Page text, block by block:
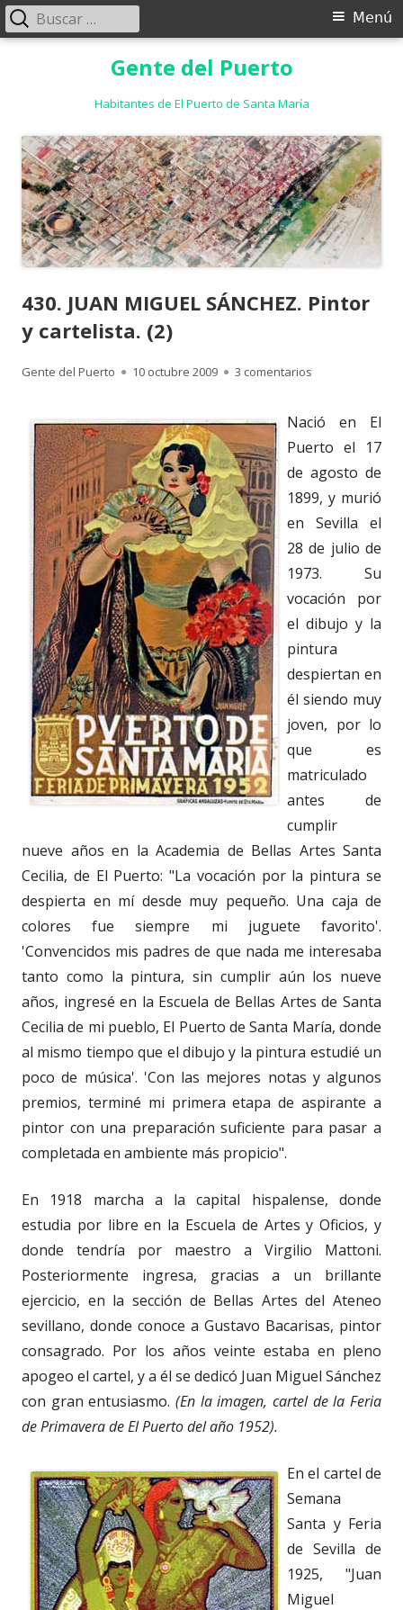
Gente del Puerto
Habitantes de El Puerto de Santa María
Menú
Menú
Buscar:
430. JUAN MIGUEL SÁNCHEZ. Pintor
y cartelista. (2)
Autor
Gente del Puerto
Publicado
10 octubre 2009 3 comentarios
Nació en El
Puerto el 17
de agosto de
1899, y murió
en Sevilla el
28 de julio de
1973. Su
vocación por
el dibujo y la
pintura
despiertan en
él siendo muy
joven, por lo
que es
matriculado
antes de
cumplir
nueve años en la Academia de Bellas Artes Santa
Cecilia, de El Puerto: "La vocación por la pintura se
despierta en mí desde muy pequeño. Una caja de
colores fue siempre mi juguete favorito'.
'Convencidos mis padres de que nada me interesaba
tanto como la pintura, sin cumplir aún los nueve
años, ingresé en la Escuela de Bellas Artes de Santa
Cecilia de mi pueblo, El Puerto de Santa María, donde
al mismo tiempo que el dibujo y la pintura estudié un
poco de música'. 'Con las mejores notas y algunos
premios, terminé mi primera etapa de aspirante a
pintor con una preparación suficiente para pasar a
completada en ambiente más propicio".
En 1918 marcha a la capital hispalense, donde
estudia por libre en la Escuela de Artes y Oficios, y
donde tendría por maestro a Virgilio Mattoni.
Posteriormente ingresa, gracias a un brillante
ejercicio, en la sección de Bellas Artes del Ateneo
sevillano, donde conoce a Gustavo Bacarisas, pintor
consagrado. Por los años veinte estaba en pleno
apogeo el cartel, y a él se dedicó Juan Miguel Sánchez
con gran entusiasmo. (En la imagen, cartel de la Feria
de Primavera de El Puerto del año 1952).
En el cartel de
Semana
Santa y Feria
de Sevilla de
1925, "Juan
Miguel